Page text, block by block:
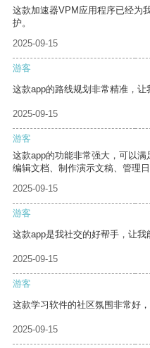
这款加速器VPM应用程序已经为
护。
2025-09-15
游客
这款app的路线规划非常精准，让
2025-09-15
游客
这款app的功能非常强大，可以
编辑文档、制作演示文稿、管理日
2025-09-15
游客
这款app是我社交的好帮手，让我
2025-09-15
游客
这款学习软件的社区氛围非常好
2025-09-15